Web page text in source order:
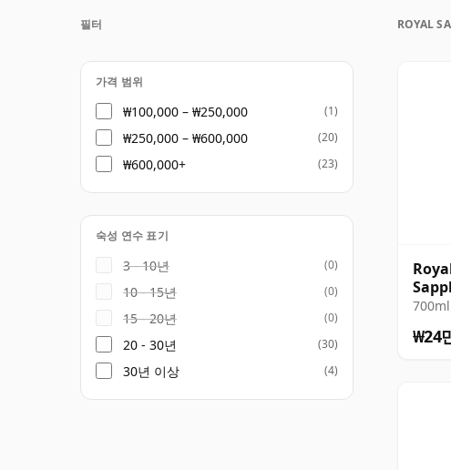
래된 증류소 중 하나로, 블렌드에 사용되는 몰트
그니처 블렌드를 시작으로, 몰트, 그레인, 희귀 캐
래되고 특별한 한정 출시 제품들로 구성되어 있습니
이 하우스 스타일은 풍부하고 세련되며 복합적인
라, 부드러운 스파이스, 구운 견과류, 우아한 오크
록 더욱 깊은 풍미와 질감을 선사하며, 건과일, 다
해지면서도 고숙성 블렌드에서 기대되는 부드러운
Royal Salute의 매력은 숙성 연수, 의식적 품격,
키는 성숙한 스카치의 정제된 풍미를 즐기는 이
로파일은 블렌디드 위스키 카테고리에서 가장 럭
ROYAL
700ml
₩24
필터
가격 범위
₩100,000 – ₩250,000 (1)
₩250,000 – ₩600,000 (20)
₩600,000+ (23)
숙성 연수 표기
3 - 10년 (0)
10 - 15년 (0)
15 - 20년 (0)
20 - 30년 (30)
30년 이상 (4)